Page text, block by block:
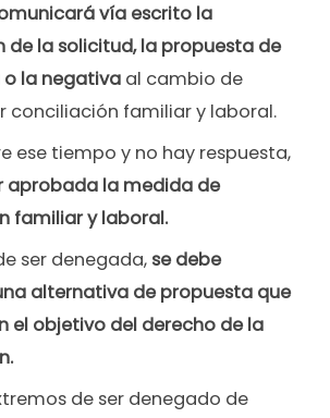
vía escrito la
de la solicitud, la propuesta de
la negativa al cambio de
conciliación familiar y laboral.
ese tiempo y no hay respuesta,
aprobada la medida de
familiar y laboral.
ser denegada, se debe
alternativa de propuesta que
el objetivo del derecho de la
de ser denegado de